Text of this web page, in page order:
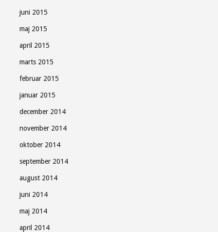
juni 2015
maj 2015
april 2015
marts 2015
februar 2015
januar 2015
december 2014
november 2014
oktober 2014
september 2014
august 2014
juni 2014
maj 2014
april 2014